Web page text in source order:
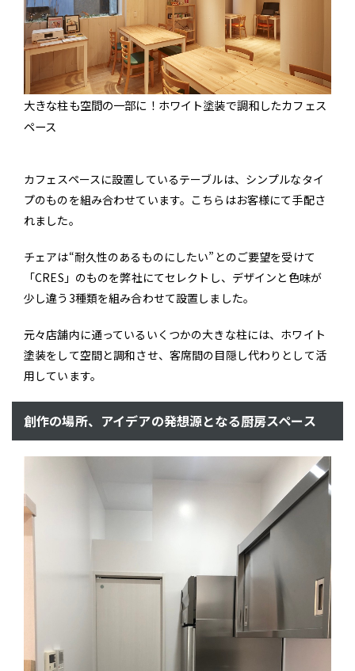
大きな柱も空間の一部に！ホワイト塗装で調和したカフェス
ペース
カフェスペースに設置しているテーブルは、シンプルなタイ
プのものを組み合わせています。こちらはお客様にて手配さ
れました。
チェアは“耐久性のあるものにしたい”とのご要望を受けて
「CRES」のものを弊社にてセレクトし、デザインと色味が
少し違う3種類を組み合わせて設置しました。
元々店舗内に通っているいくつかの大きな柱には、ホワイト
塗装をして空間と調和させ、客席間の目隠し代わりとして活
用しています。
創作の場所、アイデアの発想源となる厨房スペース